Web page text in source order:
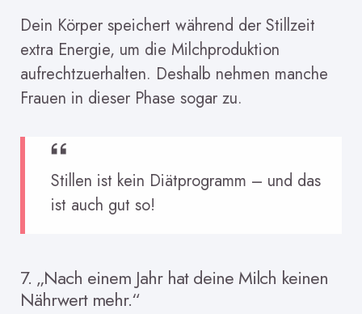
Dein Körper speichert während der Stillzeit
extra Energie, um die Milchproduktion
aufrechtzuerhalten. Deshalb nehmen manche
Frauen in dieser Phase sogar zu.
Stillen ist kein Diätprogramm – und das
ist auch gut so!
7. „Nach einem Jahr hat deine Milch keinen
Nährwert mehr.“